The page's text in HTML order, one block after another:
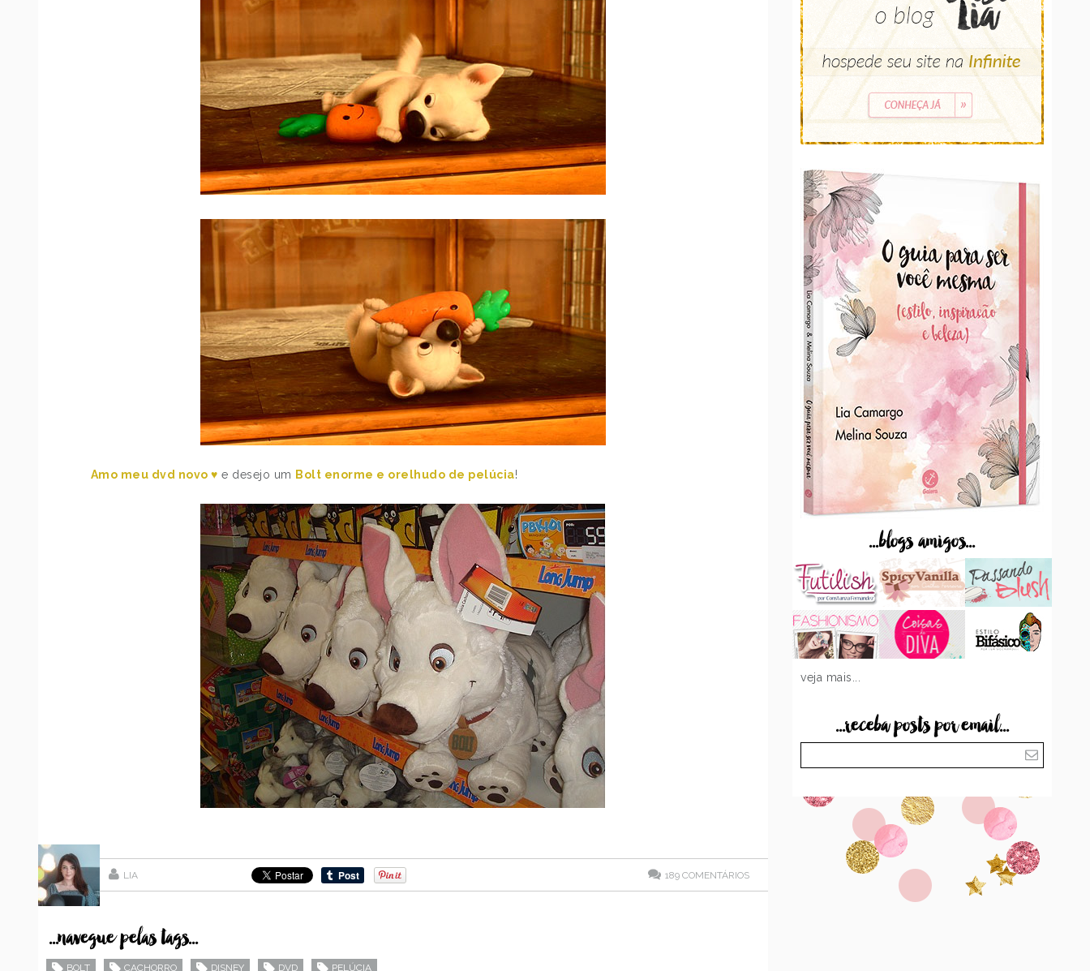
Amo meu dvd novo ♥ e desejo um Bolt enorme e orelhudo de pelúcia!
LIA 189 COMENTÁRIOS
...navegue pelas tags...
BOLT CACHORRO DISNEY DVD PELÚCIA
...blogs amigos...
veja mais...
...receba posts por email...